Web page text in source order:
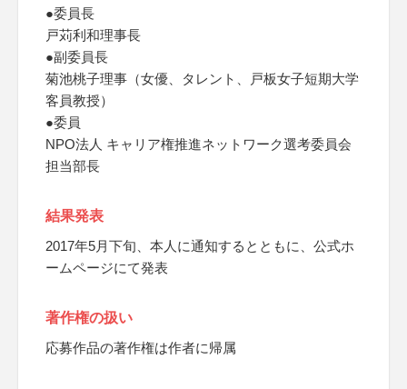
●委員長
戸苅利和理事長
●副委員長
菊池桃子理事（女優、タレント、戸板女子短期大学
客員教授）
●委員
NPO法人 キャリア権推進ネットワーク選考委員会
担当部長
結果発表
2017年5月下旬、本人に通知するとともに、公式ホ
ームページにて発表
著作権の扱い
応募作品の著作権は作者に帰属